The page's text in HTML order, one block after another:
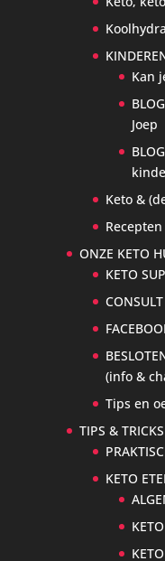
Kan
Joep
Keto &
ONZE KETO
KETO
(info &
Tips en
TIPS & TRICKS
KETO